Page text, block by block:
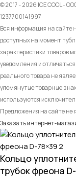
© 2017 - 2026 ICE COOL -
1237700141997
Вся информация на сайте
доступных на момент
характеристики товаров
уведомления и
реального товара не
упомянутые товарные
используются
Предложения на сайте не
Заказать интернет-
Кольцо
трубок фреона